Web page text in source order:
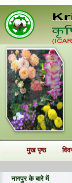
मुख पृष्ठ
नागपुर के बारे में